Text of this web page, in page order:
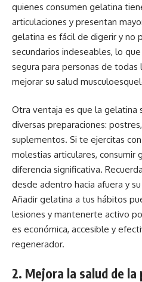
quienes consumen gelatina
articulaciones y presentan
gelatina es fácil de digerir y no
secundarios indeseables, lo
segura para personas de todas
mejorar su salud
Otra ventaja es que la gelatina
diversas preparaciones:
suplementos. Si te ejercitas
molestias articulares, consumir
diferencia significativa.
desde adentro hacia afuera y
Añadir gelatina a tus hábitos
lesiones y mantenerte activo
es económica, accesible y
regenerador.
2. Mejora la salud de la